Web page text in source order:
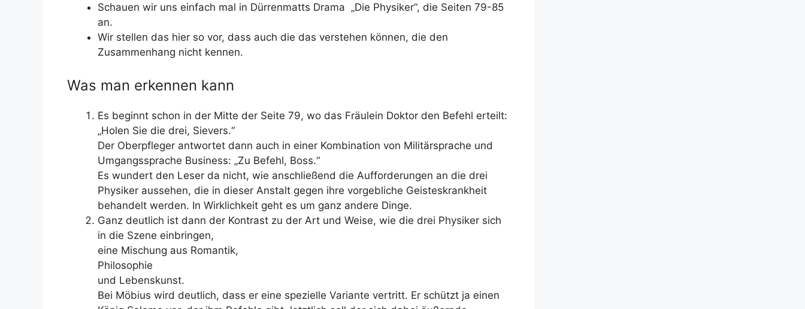
Schauen wir uns einfach mal in Dürrenmatts Drama „Die Physiker“, die Seiten 79-85
an.
Wir stellen das hier so vor, dass auch die das verstehen können, die den
Zusammenhang nicht kennen.
Was man erkennen kann
Es beginnt schon in der Mitte der Seite 79, wo das Fräulein Doktor den Befehl erteilt:
„Holen Sie die drei, Sievers.“
Der Oberpfleger antwortet dann auch in einer Kombination von Militärsprache und
Umgangssprache Business: „Zu Befehl, Boss.“
Es wundert den Leser da nicht, wie anschließend die Aufforderungen an die drei
Physiker aussehen, die in dieser Anstalt gegen ihre vorgebliche Geisteskrankheit
behandelt werden. In Wirklichkeit geht es um ganz andere Dinge.
Ganz deutlich ist dann der Kontrast zu der Art und Weise, wie die drei Physiker sich
in die Szene einbringen,
eine Mischung aus Romantik,
Philosophie
und Lebenskunst.
Bei Möbius wird deutlich, dass er eine spezielle Variante vertritt. Er schützt ja einen